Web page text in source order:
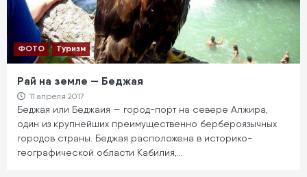
ФОТО Туризм
Рай на земле — Беджая
11 апреля 2017
Беджая или Беджаия — город-порт на севере Алжира,
один из крупнейших преимущественно бербероязычных
городов страны. Беджая расположена в историко-
географической области Кабилия,…